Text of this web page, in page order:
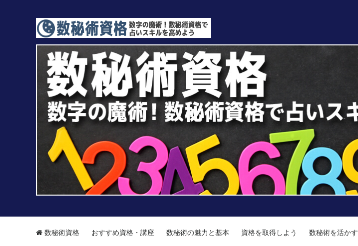
数秘術資格 おすすめ資格・講座 数秘術の魅力と基本 資格を取得しよう 数秘術を活かす